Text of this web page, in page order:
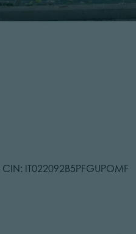
CIN: IT022092B5PFGUPOMF